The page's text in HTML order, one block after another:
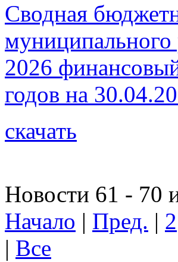
Сводная
муниципального
2026
годов на
скачать
Новости 61 - 70
Начало | Пред. | 2
| Все